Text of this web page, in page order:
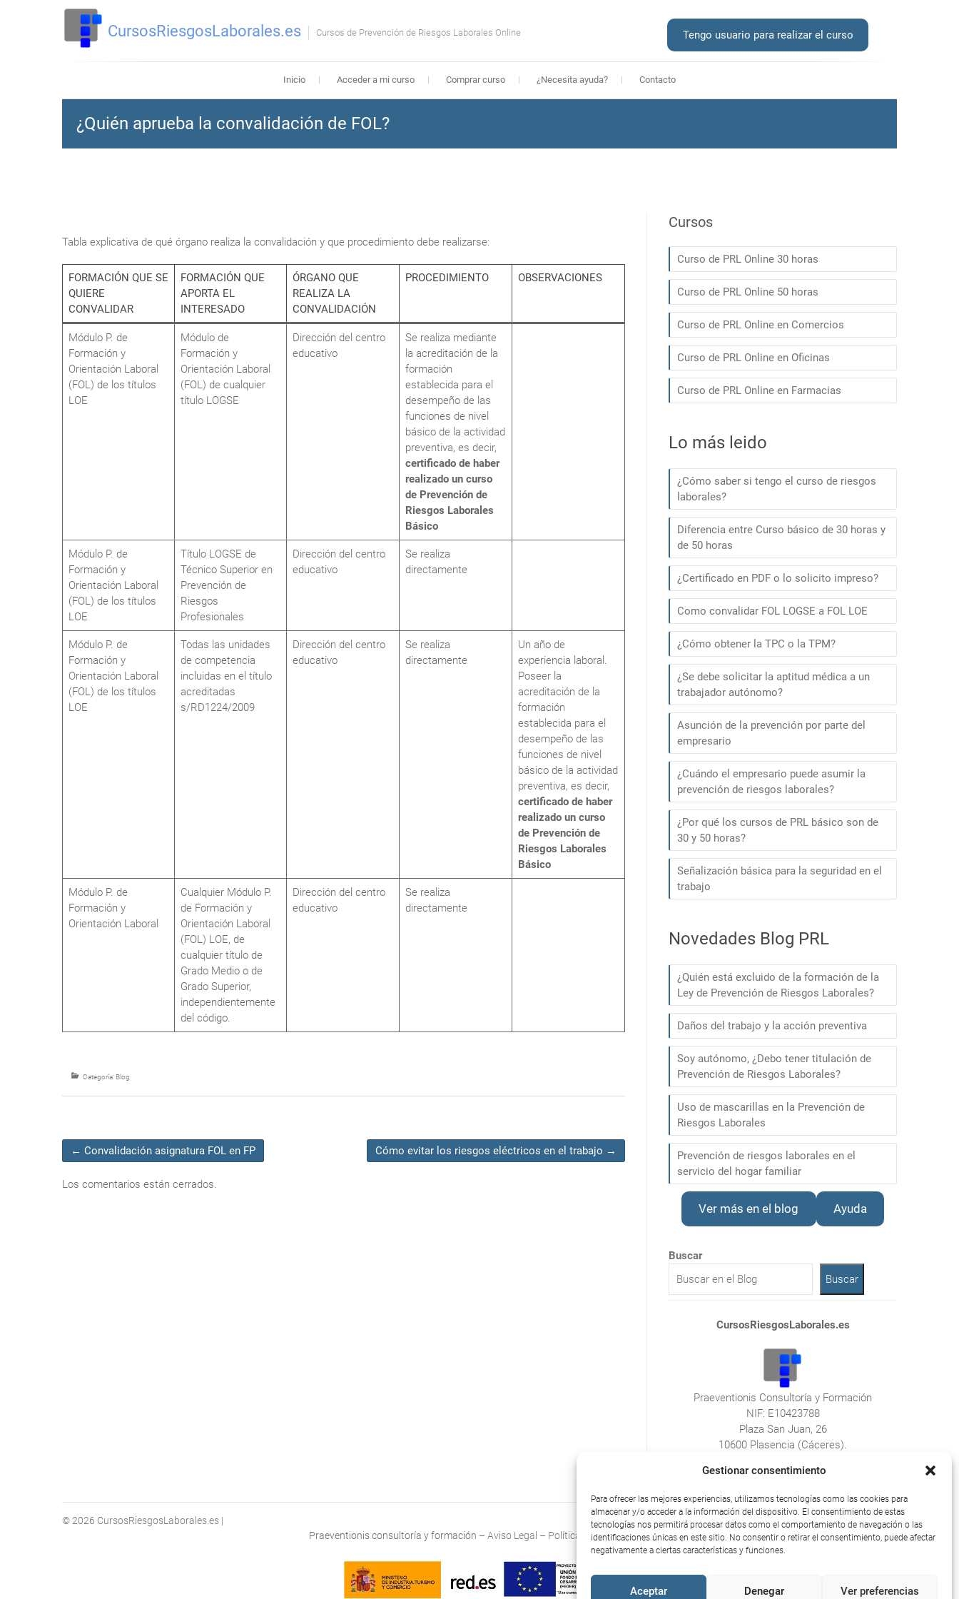
Gestionar consentimiento
Para ofrecer las mejores experiencias, utilizamos tecnologías como las cookies para
almacenar y/o acceder a la información del dispositivo. El consentimiento de estas
tecnologías nos permitirá procesar datos como el comportamiento de navegación o las
identificaciones únicas en este sitio. No consentir o retirar el consentimiento, puede afectar
negativamente a ciertas características y funciones.
Aceptar Denegar Ver preferencias
Saltar
contenido
CursosRiesgosLaborales.es Cursos de Prevención de Riesgos Laborales Online Tengo usuario para realizar el curso
Inicio Acceder a mi curso Comprar curso ¿Necesita ayuda? Contacto
¿Quién aprueba la convalidación de FOL?
Tabla explicativa de qué órgano realiza la convalidación y que procedimiento debe realizarse:
FORMACIÓN QUE SE
QUIERE
CONVALIDAR
FORMACIÓN QUE
APORTA EL
INTERESADO
ÓRGANO QUE
REALIZA LA
CONVALIDACIÓN
PROCEDIMIENTO OBSERVACIONES
Módulo P. de
Formación y
Orientación Laboral
(FOL) de los títulos
LOE
Módulo de
Formación y
Orientación Laboral
(FOL) de cualquier
título LOGSE
Dirección del centro
educativo
Se realiza mediante
la acreditación de la
formación
establecida para el
desempeño de las
funciones de nivel
básico de la actividad
preventiva, es decir,
certificado de haber
realizado un curso
de Prevención de
Riesgos Laborales
Básico
Módulo P. de
Formación y
Orientación Laboral
(FOL) de los títulos
LOE
Título LOGSE de
Técnico Superior en
Prevención de
Riesgos
Profesionales
Dirección del centro
educativo
Se realiza
directamente
Módulo P. de
Formación y
Orientación Laboral
(FOL) de los títulos
LOE
Todas las unidades
de competencia
incluidas en el título
acreditadas
s/RD1224/2009
Dirección del centro
educativo
Se realiza
directamente
Un año de
experiencia laboral.
Poseer la
acreditación de la
formación
establecida para el
desempeño de las
funciones de nivel
básico de la actividad
preventiva, es decir,
certificado de haber
realizado un curso
de Prevención de
Riesgos Laborales
Básico
Módulo P. de
Formación y
Orientación Laboral
Cualquier Módulo P.
de Formación y
Orientación Laboral
(FOL) LOE, de
cualquier título de
Grado Medio o de
Grado Superior,
independientemente
del código.
Dirección del centro
educativo
Se realiza
directamente
Categoría: Blog
← Convalidación asignatura FOL en FP Cómo evitar los riesgos eléctricos en el trabajo →
Los comentarios están cerrados.
Cursos
Curso de PRL Online 30 horas
Curso de PRL Online 50 horas
Curso de PRL Online en Comercios
Curso de PRL Online en Oficinas
Curso de PRL Online en Farmacias
Lo más leido
¿Cómo saber si tengo el curso de riesgos
laborales?
Diferencia entre Curso básico de 30 horas y
de 50 horas
¿Certificado en PDF o lo solicito impreso?
Como convalidar FOL LOGSE a FOL LOE
¿Cómo obtener la TPC o la TPM?
¿Se debe solicitar la aptitud médica a un
trabajador autónomo?
Asunción de la prevención por parte del
empresario
¿Cuándo el empresario puede asumir la
prevención de riesgos laborales?
¿Por qué los cursos de PRL básico son de
30 y 50 horas?
Señalización básica para la seguridad en el
trabajo
Novedades Blog PRL
¿Quién está excluido de la formación de la
Ley de Prevención de Riesgos Laborales?
Daños del trabajo y la acción preventiva
Soy autónomo, ¿Debo tener titulación de
Prevención de Riesgos Laborales?
Uso de mascarillas en la Prevención de
Riesgos Laborales
Prevención de riesgos laborales en el
servicio del hogar familiar
Ver más en el blog Ayuda
Buscar
Buscar
CursosRiesgosLaborales.es
Praeventionis Consultoría y Formación
NIF: E10423788
Plaza San Juan, 26
10600 Plasencia (Cáceres).
© 2026 CursosRiesgosLaborales.es |
Praeventionis consultoría y formación – Aviso Legal – Política de cookies (UE)